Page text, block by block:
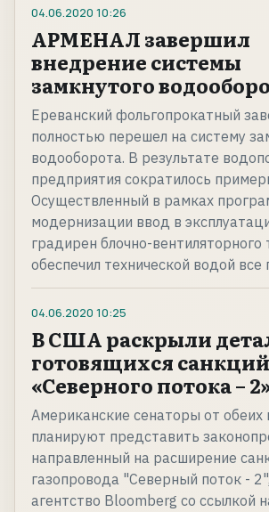
04.06.2020 10:26
АРМЕНАЛ завершил
внедрение системы
замкнутого
Ереванский фольгопрокатный
полностью перешел на систему
водооборота. В результате
предприятия сократилось
Осуществленный в рамках
модернизации ввод в
градирен блочно-вентиляторного
обеспечил технической водой
04.06.2020 10:25
В США раскрыли
готовящихся
«Северного потока –
Американские сенаторы от обеих
планируют представить
направленный на расширение
газопровода "Северный поток -
агентство Bloomberg со ссылкой